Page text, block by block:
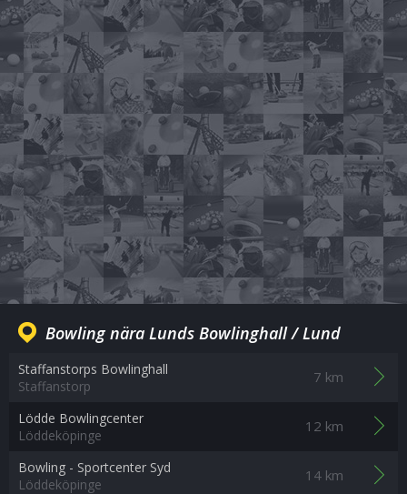
Bowling nära Lunds Bowlinghall / Lund
Staffanstorps Bowlinghall
Staffanstorp
7 km
Lödde Bowlingcenter
Löddeköpinge
12 km
Bowling - Sportcenter Syd
Löddeköpinge
14 km